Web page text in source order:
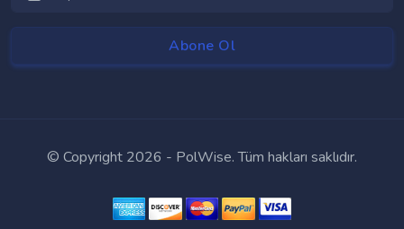
© Copyright 2026 - PolWise. Tüm hakları saklıdır.